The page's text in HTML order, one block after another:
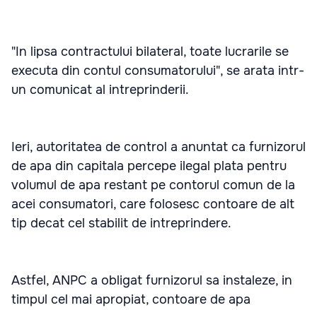
"In lipsa contractului bilateral, toate lucrarile se
executa din contul consumatorului", se arata intr-
un comunicat al intreprinderii.
Ieri, autoritatea de control a anuntat ca furnizorul
de apa din capitala percepe ilegal plata pentru
volumul de apa restant pe contorul comun de la
acei consumatori, care folosesc contoare de alt
tip decat cel stabilit de intreprindere.
Astfel, ANPC a obligat furnizorul sa instaleze, in
timpul cel mai apropiat, contoare de apa